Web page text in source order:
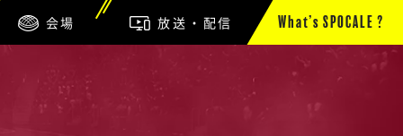
会場 放送・配信 What’s SPOCALE ?